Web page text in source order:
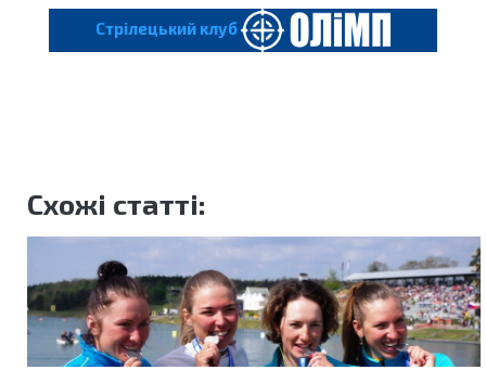
Cтрілецький клуб
Схожі статті: